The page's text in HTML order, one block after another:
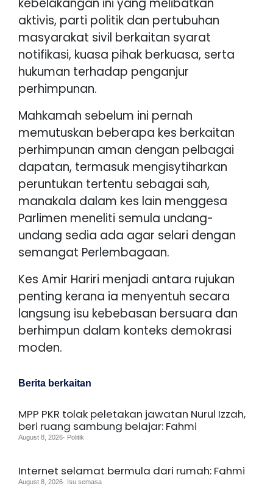
aktivis, parti politik dan pertubuhan
masyarakat sivil berkaitan syarat
notifikasi, kuasa pihak berkuasa, serta
hukuman terhadap penganjur
perhimpunan.
Mahkamah sebelum ini pernah
memutuskan beberapa kes berkaitan
perhimpunan aman dengan pelbagai
dapatan, termasuk mengisytiharkan
peruntukan tertentu sebagai sah,
manakala dalam kes lain menggesa
Parlimen meneliti semula undang-
undang sedia ada agar selari dengan
semangat Perlembagaan.
Kes Amir Hariri menjadi antara rujukan
penting kerana ia menyentuh secara
langsung isu kebebasan bersuara dan
berhimpun dalam konteks demokrasi
moden.
Berita berkaitan
MPP PKR tolak peletakan jawatan Nurul Izzah,
beri ruang sambung belajar: Fahmi
August 8, 2026· Politik
Internet selamat bermula dari rumah: Fahmi
August 8, 2026· Isu semasa